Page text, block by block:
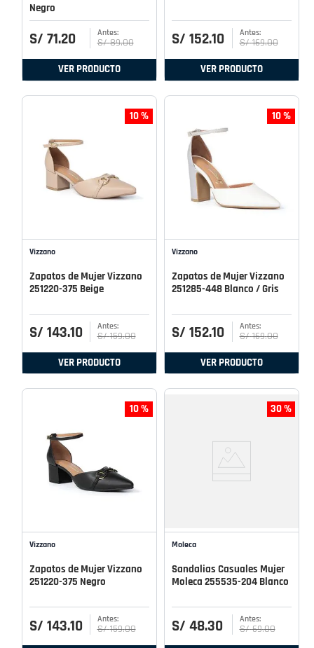
Negro
S/ 71.20 S/ 89.00
VER PRODUCTO
S/ 152.10 S/ 169.00
VER PRODUCTO
10 %
Vizzano
Zapatos de Mujer Vizzano
251220-375 Beige
S/ 143.10 S/ 159.00
VER PRODUCTO
10 %
Vizzano
Zapatos de Mujer Vizzano
251285-448 Blanco / Gris
S/ 152.10 S/ 169.00
VER PRODUCTO
10 %
Vizzano
Zapatos de Mujer Vizzano
251220-375 Negro
S/ 143.10 S/ 159.00
30 %
Moleca
Sandalias Casuales Mujer
Moleca 255535-204 Blanco
S/ 48.30 S/ 69.00